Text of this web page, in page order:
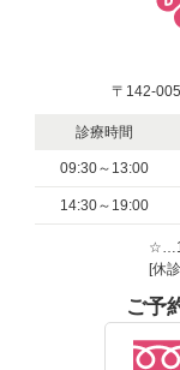
〒142-
診療時間
09:30～13:00
14:30～19:00
[休
ご予